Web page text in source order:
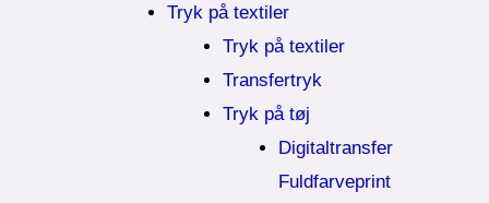
Tryk på textiler
Tryk på textiler
Transfertryk
Tryk på tøj
Digitaltransfer
Fuldfarveprint